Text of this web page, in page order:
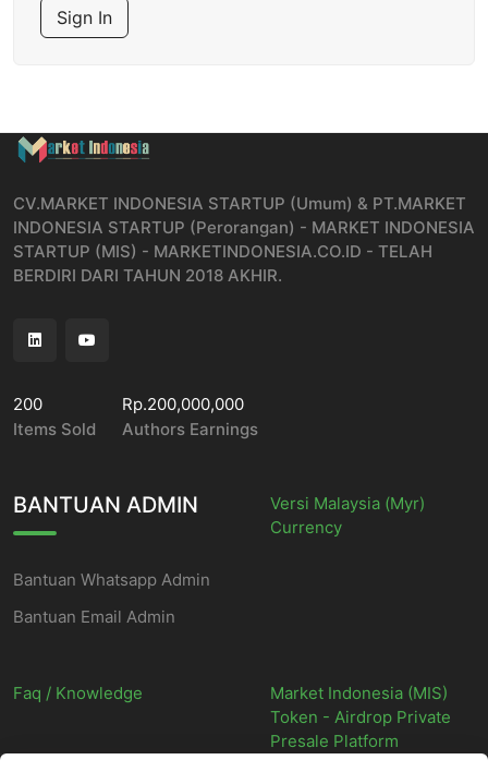
Sign In
CV.MARKET INDONESIA STARTUP (Umum) & PT.MARKET
INDONESIA STARTUP (Perorangan) - MARKET INDONESIA
STARTUP (MIS) - MARKETINDONESIA.CO.ID - TELAH
BERDIRI DARI TAHUN 2018 AKHIR.
200
Items Sold
Rp.200,000,000
Authors Earnings
BANTUAN ADMIN
Bantuan Whatsapp Admin
Bantuan Email Admin
Versi Malaysia (Myr)
Currency
Faq / Knowledge
Market Indonesia (MIS)
Token - Airdrop Private
Presale Platform